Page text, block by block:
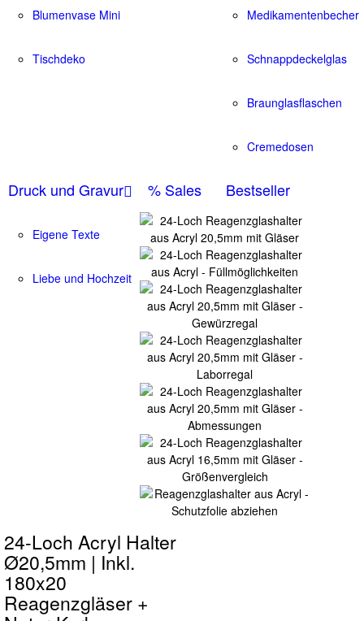
Blumenvase Mini
Tischdeko
Medikamentenbecher
Schnappdeckelglas
Braunglasflaschen
Cremedosen
Druck und Gravur
Eigene Texte
Liebe und Hochzeit
% Sales Bestseller
24-Loch Acryl Halter
Ø20,5mm | Inkl.
180x20
Reagenzgläser +